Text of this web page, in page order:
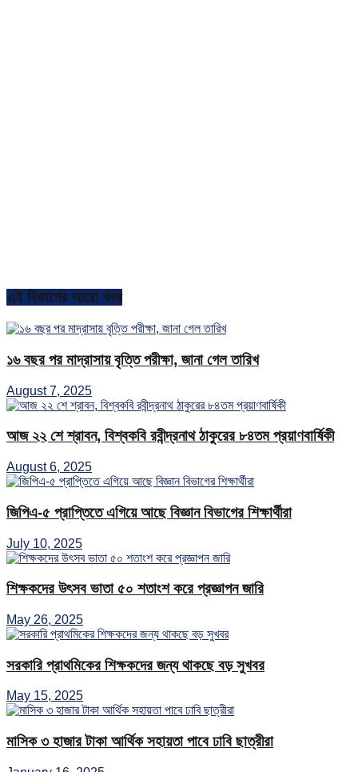
এই বিভাগের আরো খবর
১৬ বছর পর মাদ্রাসায় বৃত্তি পরীক্ষা, জানা গেল তারিখ
August 7, 2025
আজ ২২ শে শ্রাবন, বিশ্বকবি রবীন্দ্রনাথ ঠাকুরের ৮৪তম প্রয়াণবার্ষিকী
August 6, 2025
জিপিএ-৫ প্রাপ্তিতে এগিয়ে আছে বিজ্ঞান বিভাগের শিক্ষার্থীরা
July 10, 2025
শিক্ষকদের উৎসব ভাতা ৫০ শতাংশ করে প্রজ্ঞাপন জারি
May 26, 2025
সরকারি প্রাথমিকের শিক্ষকদের জন্য থাকছে বড় সুখবর
May 15, 2025
মাসিক ৩ হাজার টাকা আর্থিক সহায়তা পাবে ঢাবি ছাত্রীরা